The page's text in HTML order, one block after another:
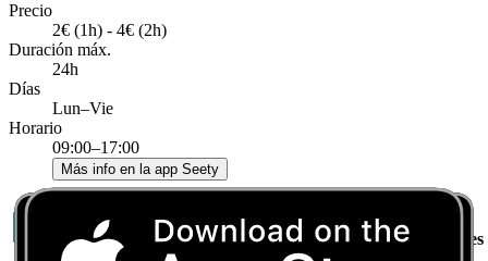
Precio
2€ (1h) - 4€ (2h)
Duración máx.
24h
Días
Lun–Vie
Horario
09:00–17:00
Más info en la app Seety
Zona Precio Días Horario
Duración
máx.
Más
detalles